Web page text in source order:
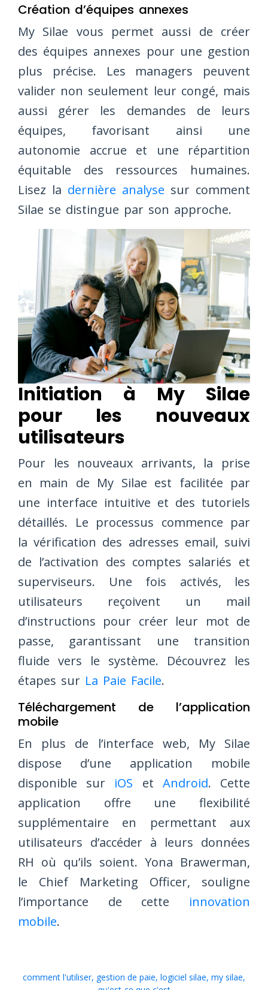
Création d’équipes annexes
My Silae vous permet aussi de créer
des équipes annexes pour une gestion
plus précise. Les managers peuvent
valider non seulement leur congé, mais
aussi gérer les demandes de leurs
équipes, favorisant ainsi une
autonomie accrue et une répartition
équitable des ressources humaines.
Lisez la dernière analyse sur comment
Silae se distingue par son approche.
Initiation à My Silae
pour les nouveaux
utilisateurs
Pour les nouveaux arrivants, la prise
en main de My Silae est facilitée par
une interface intuitive et des tutoriels
détaillés. Le processus commence par
la vérification des adresses email, suivi
de l’activation des comptes salariés et
superviseurs. Une fois activés, les
utilisateurs reçoivent un mail
d’instructions pour créer leur mot de
passe, garantissant une transition
fluide vers le système. Découvrez les
étapes sur La Paie Facile.
Téléchargement de l’application
mobile
En plus de l’interface web, My Silae
dispose d’une application mobile
disponible sur iOS et Android. Cette
application offre une flexibilité
supplémentaire en permettant aux
utilisateurs d’accéder à leurs données
RH où qu’ils soient. Yona Brawerman,
le Chief Marketing Officer, souligne
l’importance de cette innovation
mobile.
comment l'utiliser, gestion de paie, logiciel silae, my silae,